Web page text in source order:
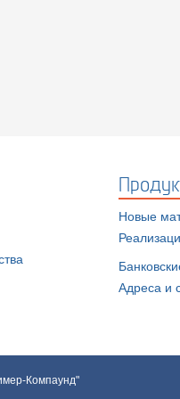
Новые
Адреса и
Компаунд"